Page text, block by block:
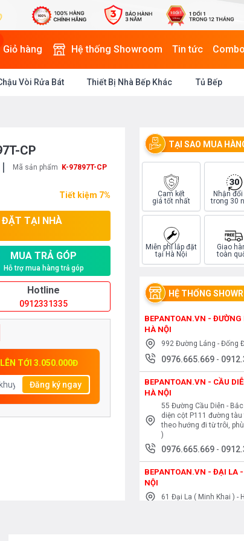
Giỏ hàng Hệ thống Showroom Tin tức
Vòi Rửa Bát Thiết Bị Nhà Bếp Khác Tủ Bếp
CP
| Mã sản phẩm K-97897T-CP
Tiết kiệm 7%
ĐẶT TẠI NHÀ
MUA TRẢ GÓP
Hỗ trợ mua hàng trả góp
Hotline
0912331335
LÊN TỚI 3.050.000Đ
Đăng ký ngay
TẠI SAO MUA
Cam kết
giá tốt nhất
Nhận
trong 30
Miễn phí lắp đặt
tại Hà Nội
Giao
toàn
HỆ THỐNG
BEPANTOAN.VN -
HÀ NỘI
992 Đường Láng - Đống
0976.665.669 -
BEPANTOAN.VN - CẦU
HÀ NỘI
55 Đường Cầu Diễn -
diện cột P111 đường
theo hướng đi từ trôi,
)
0976.665.669 -
BEPANTOAN.VN - ĐẠI LA
NỘI
61 Đại La ( Minh Khai ) -